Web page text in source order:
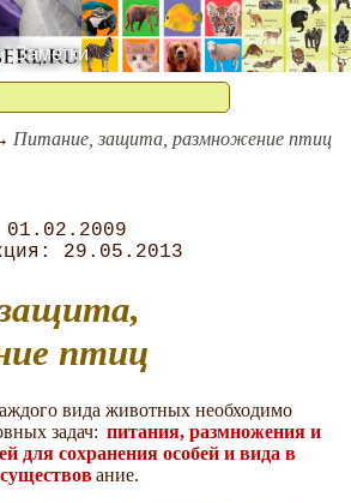
Заметки
Питание, защита, размножение птиц
01.02.2009
29.05.2013
птиц
вида животных необходимо
задач: питания, размножения и
для сохранения особей и вида в
ание.